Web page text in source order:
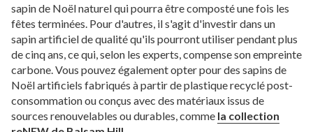
sapin de Noël naturel qui pourra être composté une fois les
fêtes terminées. Pour d'autres, il s'agit d'investir dans un
sapin artificiel de qualité qu'ils pourront utiliser pendant plus
de cinq ans, ce qui, selon les experts, compense son empreinte
carbone. Vous pouvez également opter pour des sapins de
Noël artificiels fabriqués à partir de plastique recyclé post-
consommation ou conçus avec des matériaux issus de
sources renouvelables ou durables, comme la collection